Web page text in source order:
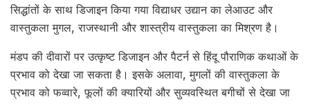
सिद्धांतों के साथ डिजाइन किया गया विद्याधर उद्यान का लेआउट और
वास्तुकला मुगल, राजस्थानी और शास्त्रीय वास्तुकला का मिश्रण है।
मंडप की दीवारों पर उत्कृष्ट डिजाइन और पैटर्न से हिंदू पौराणिक कथाओं के
प्रभाव को देखा जा सकता है। इसके अलावा, मुगलों की वास्तुकला के
प्रभाव को फव्वारे, फूलों की क्यारियों और सुव्यवस्थित बगीचों से देखा जा